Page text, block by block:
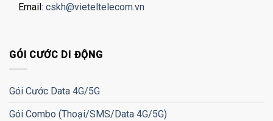
Email: cskh@vieteltelecom.vn
GÓI CƯỚC DI ĐỘNG
Gói Cước Data 4G/5G
Gói Combo (Thoại/SMS/Data 4G/5G)